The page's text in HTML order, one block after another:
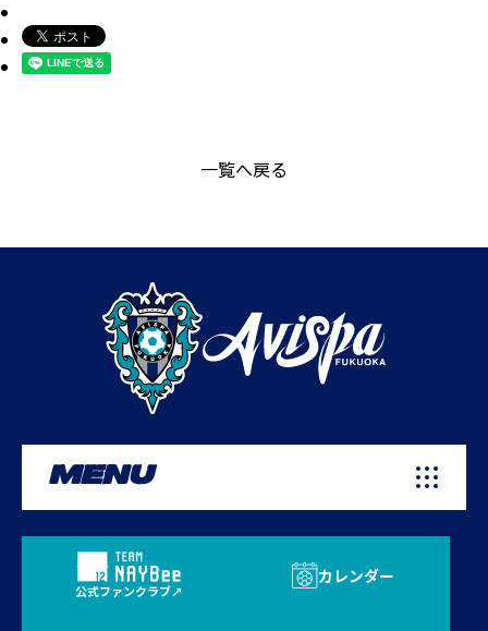
一覧へ戻る
MENU
公式ファンクラブ
カレンダー